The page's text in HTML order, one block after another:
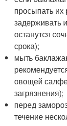
просыпать их
задерживать
останутся
срока);
мыть
овощей
загрязнения);
перед
течение